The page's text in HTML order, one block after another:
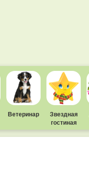
Ветеринар
Звездная
гостиная